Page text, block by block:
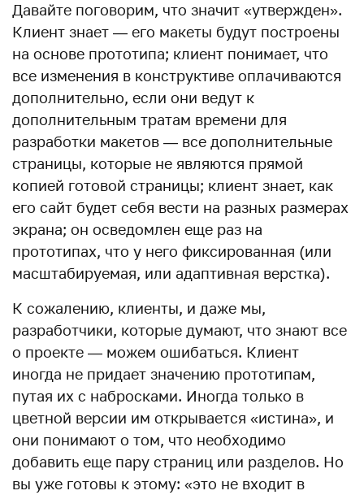
Давайте поговорим, что значит «утвержден».
Клиент знает — его макеты будут построены
на основе прототипа; клиент понимает, что
все изменения в конструктиве оплачиваются
дополнительно, если они ведут к
дополнительным тратам времени для
разработки макетов — все дополнительные
страницы, которые не являются прямой
копией готовой страницы; клиент знает, как
его сайт будет себя вести на разных размерах
экрана; он осведомлен еще раз на
прототипах, что у него фиксированная (или
масштабируемая, или адаптивная верстка).
К сожалению, клиенты, и даже мы,
разработчики, которые думают, что знают все
о проекте — можем ошибаться. Клиент
иногда не придает значению прототипам,
путая их с набросками. Иногда только в
цветной версии им открывается «истина», и
они понимают о том, что необходимо
добавить еще пару страниц или разделов. Но
вы уже готовы к этому: «это не входит в